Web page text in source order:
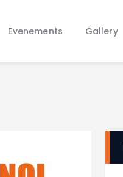
Evenements Gallery